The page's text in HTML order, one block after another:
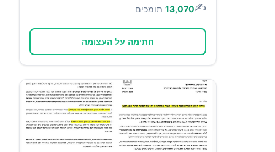
✍️
13,070 תומכים
חתימה על העצומה